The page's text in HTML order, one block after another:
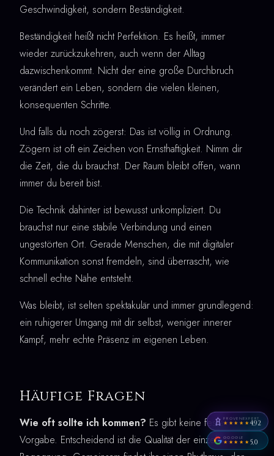
Geschwindigkeit, sondern Beständigkeit.
Beständigkeit heißt nicht Perfektion. Es heißt, immer
wieder zurückzukehren, auch wenn der Alltag
dazwischenkommt. Nicht der eine große Durchbruch
verändert ein Leben, sondern die vielen kleinen,
konsequenten Schritte.
Und falls du noch zögerst: Das ist völlig in Ordnung.
Zögern ist oft ein Zeichen von Ernsthaftigkeit. Nimm dir
die Zeit, die du brauchst. Der Raum bleibt offen, wann
immer du bereit bist.
Die Technik dahinter ist bewusst unkompliziert. Du
brauchst nur eine stabile Verbindung und einen
ungestörten Ort. Gerade Menschen, die mit digitaler
Kommunikation sonst fremdeln, sind überrascht, wie
schnell echte Nähe entsteht.
Was bleibt, ist selten spektakulär und immer grundlegend:
ein ruhigerer Umgang mit dir selbst, weniger innerer
Kampf, mehr echte Präsenz im eigenen Leben.
Häufige Fragen
Wie oft sollte ich kommen? Es gibt keine feste
Vorgabe. Entscheidend ist die Qualität der einzelnen
PROVENEXPERT
★★★★★4,92
GOOGLE
★★★★★5,0